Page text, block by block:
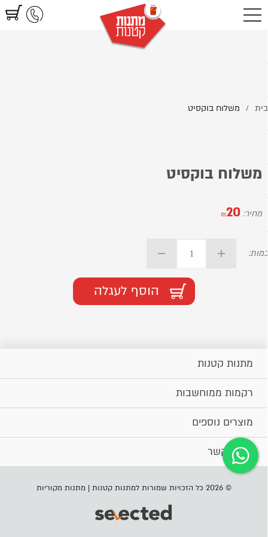
https://www.littlegifts.co.il/%D7%9E%D7%A9%D7%9C%D7%95%D7%97-
%D7%93%D7%95%D7%90%D7%A8-%D7%A8%D7%A9%D7%95%D7%9D/
בית / משלוח בוקסיט
משלוח בוקסיט
מחיר: 20
₪
כמות:
הוסף לעגלה
מתנות קטנות
רקמות ממוחשבות
מוצרים נוספים
יצירת קשר
© 2026 כל הזכויות שמורות למתנות קטנות | מתנות מקוריות